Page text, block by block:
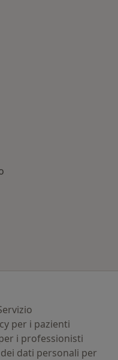
per i pazienti
i professionisti
dati personali per